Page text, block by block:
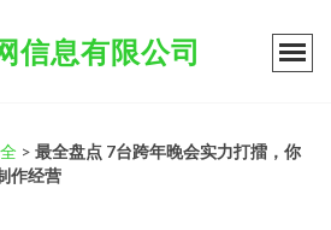
信息有限公司
> 最全盘点 7台跨年晚会实力打擂，你
作经营